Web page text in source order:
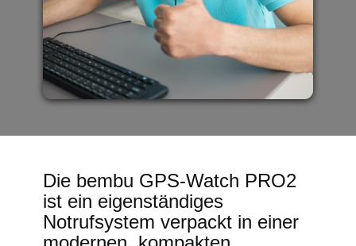
Die bembu GPS-Watch PRO2
ist ein eigenständiges
Notrufsystem verpackt in einer